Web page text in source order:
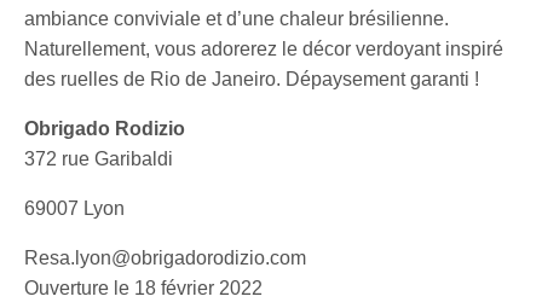
ambiance conviviale et d’une chaleur brésilienne.
Naturellement, vous adorerez le décor verdoyant inspiré
des ruelles de Rio de Janeiro. Dépaysement garanti !
Obrigado Rodizio
372 rue Garibaldi
69007 Lyon
Resa.lyon@obrigadorodizio.com
Ouverture le 18 février 2022